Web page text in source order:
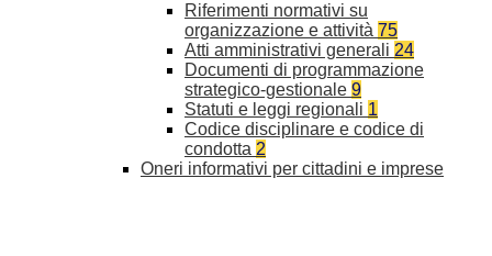
Riferimenti normativi su
organizzazione e attività 75
Atti amministrativi generali 24
Documenti di programmazione
strategico-gestionale 9
Statuti e leggi regionali 1
Codice disciplinare e codice di
condotta 2
Oneri informativi per cittadini e imprese